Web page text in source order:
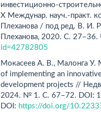
инвестиционно-
X Междунар. науч.-практ.
Плеханова / под ред. В.
Плеханова, 2020. С. 27–36.
id=42782805
Мокасеев А. В., Малонга У.
of implementing an
development projects //
2024. № 1. С. 67–72. DOI:
DOI: https://doi.org/